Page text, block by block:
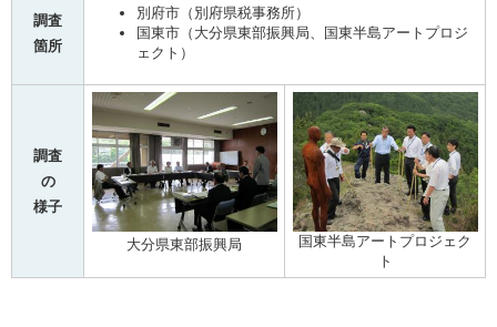
調査
箇所
別府市（別府県税事務所）
国東市（大分県東部振興局、国東半島アートプロジ
ェクト）
調査
の
様子
大分県東部振興局
国東半島アートプロジェク
ト